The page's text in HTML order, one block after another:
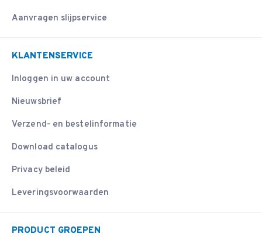
Aanvragen slijpservice
KLANTENSERVICE
Inloggen in uw account
Nieuwsbrief
Verzend- en bestelinformatie
Download catalogus
Privacy beleid
Leveringsvoorwaarden
PRODUCT GROEPEN